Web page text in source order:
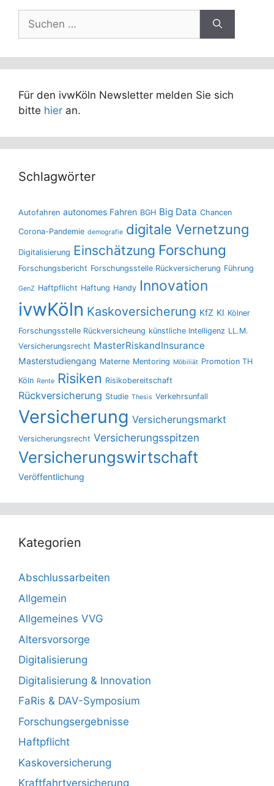
Suchen
nach:
Für den ivwKöln Newsletter melden Sie sich
bitte hier an.
Schlagwörter
Autofahren autonomes Fahren BGH Big Data Chancen
Corona-Pandemie demografie digitale Vernetzung
Digitalisierung Einschätzung Forschung
Forschungsbericht Forschungsstelle Rückversicherung Führung
GenZ Haftpflicht Haftung Handy Innovation
ivwKöln Kaskoversicherung KfZ KI Kölner
Forschungsstelle Rückversicheung künstliche Intelligenz LL.M.
Versicherungsrecht MasterRiskandInsurance
Masterstudiengang Materne Mentoring Möbiliät Promotion TH
Köln Rente Risiken Risikobereitschaft
Rückversicherung Studie Thesis Verkehrsunfall
Versicherung Versicherungsmarkt
Versicherungsrecht Versicherungsspitzen
Versicherungswirtschaft
Veröffentlichung
Kategorien
Abschlussarbeiten
Allgemein
Allgemeines VVG
Altersvorsorge
Digitalisierung
Digitalisierung & Innovation
FaRis & DAV-Symposium
Forschungsergebnisse
Haftpflicht
Kaskoversicherung
Kraftfahrtversicherung